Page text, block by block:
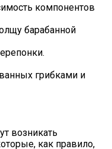
компонентов
барабанной
грибками и
возникать
как правило,